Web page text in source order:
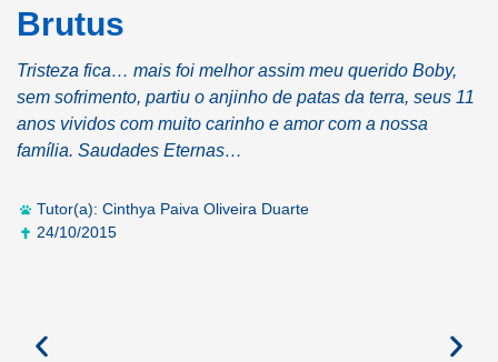
Brutus
Tristeza fica… mais foi melhor assim meu querido Boby,
sem sofrimento, partiu o anjinho de patas da terra, seus 11
anos vividos com muito carinho e amor com a nossa
família. Saudades Eternas…
Tutor(a): Cinthya Paiva Oliveira Duarte
24/10/2015